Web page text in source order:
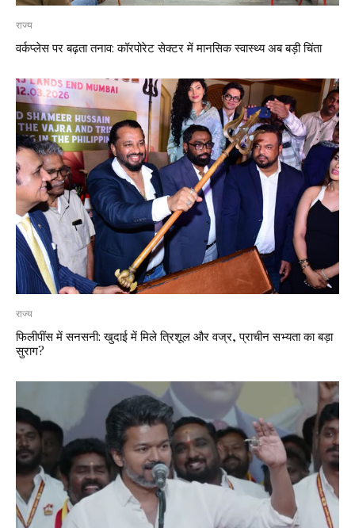
राज्य
वर्कप्लेस पर बढ़ता तनाव: कॉरपोरेट सेक्टर में मानसिक स्वास्थ्य अब बड़ी चिंता
राज्य
फिलीपींस में सनसनी: खुदाई में मिले त्रिशूल और वज्र, प्राचीन सभ्यता का बड़ा
सुराग?